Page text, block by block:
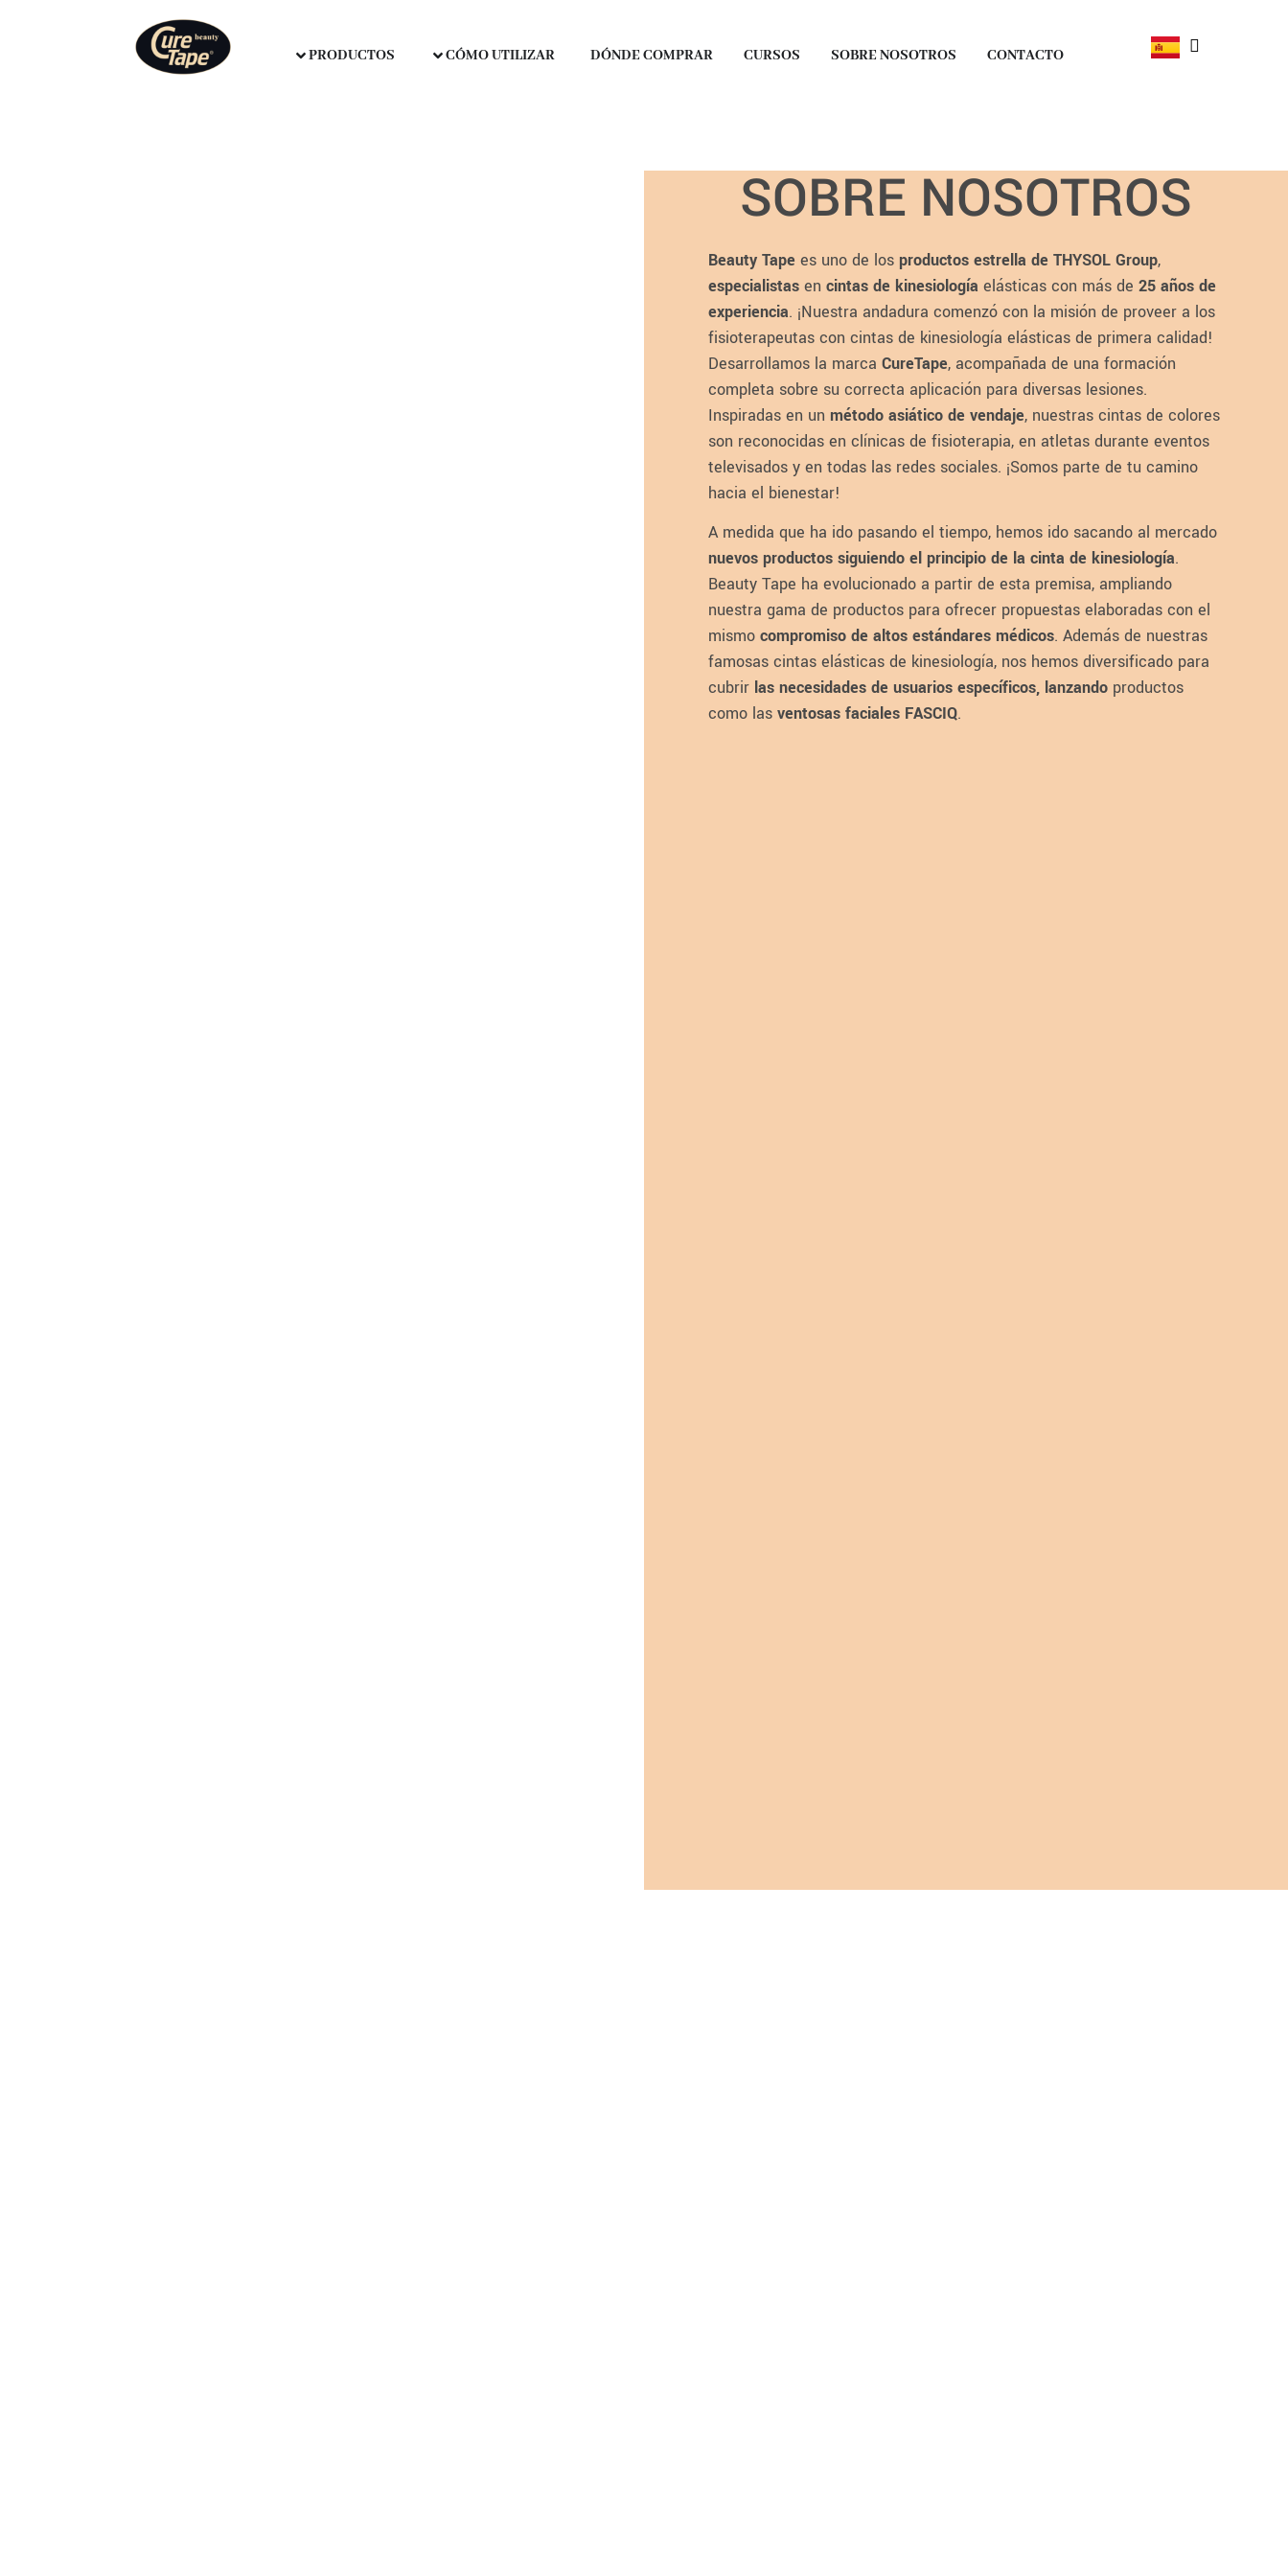
PRODUCTOS CÓMO UTILIZAR DÓNDE COMPRAR CURSOS SOBRE NOSOTROS CONTACTO
SOBRE NOSOTROS
Beauty Tape es uno de los productos estrella de THYSOL Group,
especialistas encintas de kinesiología elásticas con más de25 años de
experiencia. ¡Nuestra andadura comenzó con la misión de proveer a los
fisioterapeutas con cintas de kinesiología elásticas de primera calidad!
Desarrollamos la marcaCureTape, acompañada de una formación
completa sobre su correcta aplicación para diversas lesiones.
Inspiradas en un método asiático de vendaje, nuestras cintas de colores
son reconocidas en clínicas de fisioterapia, en atletas durante eventos
televisados y en todas las redes sociales. ¡Somos parte de tu camino
hacia el bienestar!
A medida que ha ido pasando el tiempo, hemos ido sacando al mercado
nuevos productos siguiendo el principio de la cinta de kinesiología.
Beauty Tape ha evolucionado a partir de esta premisa, ampliando
nuestra gama de productos para ofrecer propuestas elaboradas con el
mismocompromiso de altos estándares médicos. Además de nuestras
famosas cintas elásticas de kinesiología, nos hemos diversificado para
cubrir las necesidades de usuarios específicos, lanzando productos
como lasventosas faciales FASCIQ.